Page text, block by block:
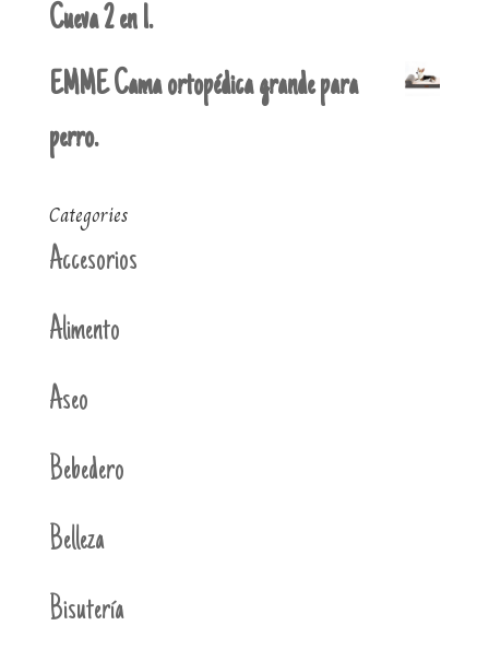
Cueva 2 en 1.
EMME Cama ortopédica grande para
perro.
Categories
Accesorios
Alimento
Aseo
Bebedero
Belleza
Bisutería